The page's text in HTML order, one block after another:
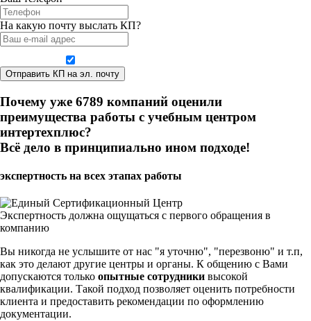
На какую почту выслать КП?
Почему уже 6789 компаний оценили
преимущества работы с учебным центром
интертехплюс?
Всё дело в принципиально ином подходе!
экспертность на всех этапах работы
Экспертность должна ощущаться с первого обращения в
компанию
Вы никогда не услышите от нас "я уточню", "перезвоню" и т.п,
как это делают другие центры и органы. К общению с Вами
допускаются только опытные сотрудники высокой
квалификации. Такой подход позволяет оценить потребности
клиента и предоставить рекомендации по оформлению
документации.